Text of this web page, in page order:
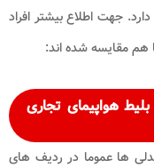
جهت اطلاع بیشتر افراد
هم مقایسه شده اند:
هواپیمای تجاری
ها عموما در ردیف های